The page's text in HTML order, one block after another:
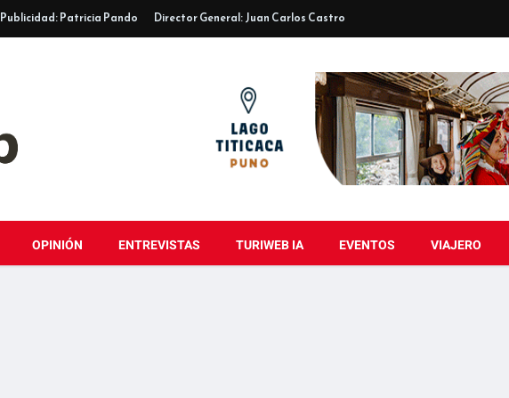
Publicidad: Patricia Pando Director General: Juan Carlos Castro
OPINIÓN ENTREVISTAS TURIWEB IA EVENTOS VIAJERO